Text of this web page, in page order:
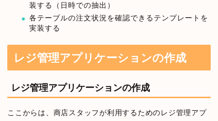
装する（日時での抽出）
各テーブルの注文状況を確認できるテンプレートを
実装する
レジ管理アプリケーションの作成
レジ管理アプリケーションの作成
ここからは、商店スタッフが利用するためのレジ管理アプ